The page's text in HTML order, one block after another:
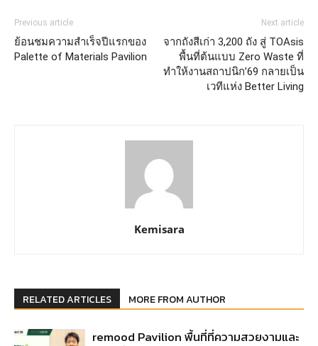
Previous article
ย้อนชมความสำเร็จปีแรกของ
Palette of Materials Pavilion
Next article
จากถังสีเก่า 3,200 ถัง สู่ TOAsis
พื้นที่ต้นแบบ Zero Waste ที่
ทำให้งานสถาปนิก’69 กลายเป็น
เวทีแห่ง Better Living
Kemisara
RELATED ARTICLES MORE FROM AUTHOR
remood Pavilion พื้นที่ที่ความสวยงามและ